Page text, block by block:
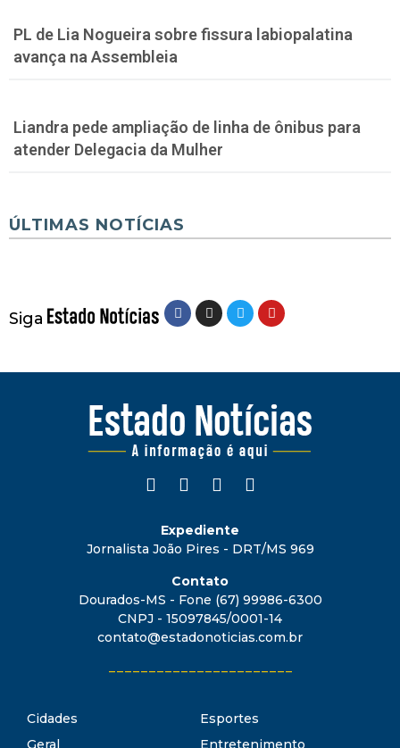
PL de Lia Nogueira sobre fissura labiopalatina
avança na Assembleia
Liandra pede ampliação de linha de ônibus para
atender Delegacia da Mulher
ÚLTIMAS NOTÍCIAS
Siga
Expediente
Jornalista João Pires - DRT/MS 969
Contato
Dourados-MS - Fone (67) 99986-6300
CNPJ - 15097845/0001-14
contato@estadonoticias.com.br
Cidades
Geral
Esportes
Entretenimento